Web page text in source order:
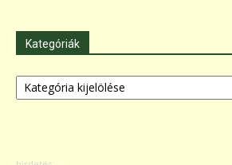
Kategóriák
Kategóriák